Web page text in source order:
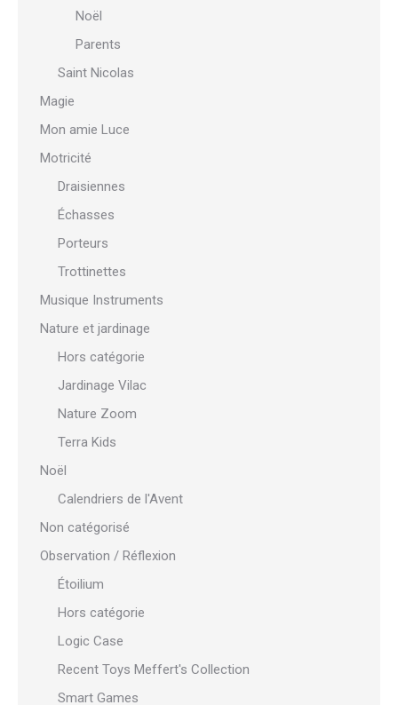
Noël
Parents
Saint Nicolas
Magie
Mon amie Luce
Motricité
Draisiennes
Échasses
Porteurs
Trottinettes
Musique Instruments
Nature et jardinage
Hors catégorie
Jardinage Vilac
Nature Zoom
Terra Kids
Noël
Calendriers de l'Avent
Non catégorisé
Observation / Réflexion
Étoilium
Hors catégorie
Logic Case
Recent Toys Meffert's Collection
Smart Games